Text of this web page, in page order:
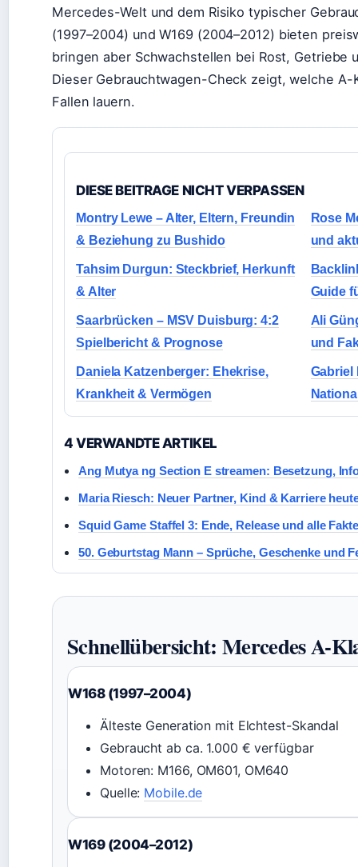
Mercedes-Welt und dem Risiko typischer
(1997–2004) und W169 (2004–2012) bieten
bringen aber Schwachstellen bei Rost, Getriebe
Dieser Gebrauchtwagen-Check zeigt, welche
Fallen lauern.
DIESE BEITRAGE NICHT VERPASSEN
Montry Lewe – Alter, Eltern, Freundin
& Beziehung zu Bushido
Rose
und
Tahsim Durgun: Steckbrief, Herkunft
& Alter
Guide
Saarbrücken – MSV Duisburg: 4:2
Spielbericht & Prognose
Ali
und
Daniela Katzenberger: Ehekrise,
Krankheit & Vermögen
Gabriel
4 VERWANDTE ARTIKEL
Ang Mutya ng Section E streamen: Besetzung,
Maria Riesch: Neuer Partner, Kind & Karriere
Squid Game Staffel 3: Ende, Release und alle
50. Geburtstag Mann – Sprüche, Geschenke und
Schnellübersicht: Mercedes A-
W168 (1997–2004)
Älteste Generation mit Elchtest-Skandal
Gebraucht ab ca. 1.000 € verfügbar
Motoren: M166, OM601, OM640
Quelle: Mobile.de
W169 (2004–2012)